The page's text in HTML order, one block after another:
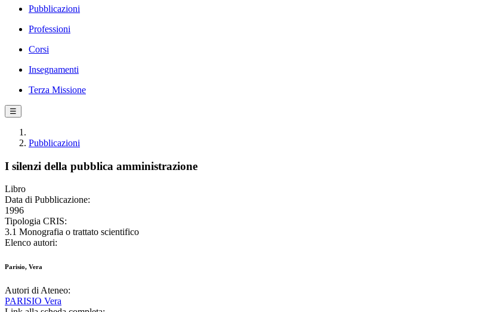
Pubblicazioni
Professioni
Corsi
Insegnamenti
Terza Missione
☰
Pubblicazioni
I silenzi della pubblica amministrazione
Libro
Data di Pubblicazione:
1996
Tipologia CRIS:
3.1 Monografia o trattato scientifico
Elenco autori:
Parisio, Vera
Autori di Ateneo:
PARISIO Vera